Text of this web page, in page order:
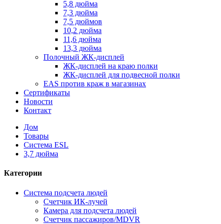
5,8 дюйма
7,3 дюйма
7,5 дюймов
10,2 дюйма
11,6 дюйма
13,3 дюйма
Полочный ЖК-дисплей
ЖК-дисплей на краю полки
ЖК-дисплей для подвесной полки
EAS против краж в магазинах
Сертификаты
Новости
Контакт
Дом
Товары
Система ESL
3,7 дюйма
Категории
Система подсчета людей
Счетчик ИК-лучей
Камера для подсчета людей
Счетчик пассажиров/MDVR